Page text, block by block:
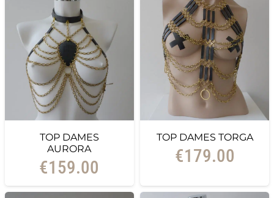
TOP DAMES
AURORA
€159.00
TOP DAMES TORGA
€179.00